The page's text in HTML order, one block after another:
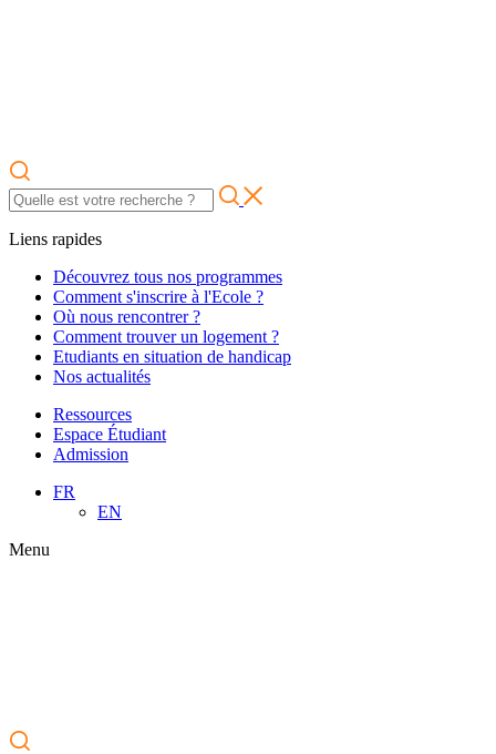
Liens rapides
Découvrez tous nos programmes
Comment s'inscrire à l'Ecole ?
Où nous rencontrer ?
Comment trouver un logement ?
Etudiants en situation de handicap
Nos actualités
Ressources
Espace Étudiant
Admission
FR
EN
Menu